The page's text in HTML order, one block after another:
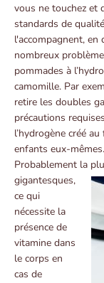
vous ne touchez et
standards de
l'accompagnent,
nombreux
pommades à
camomille. Par
retire les doubles
précautions
l’hydrogène créé
enfants eux-
Probablement la
gigantesques,
ce qui
nécessite la
présence de
vitamine dans
le corps en
cas de